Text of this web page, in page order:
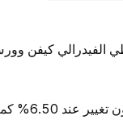
الفيدرالي كيفن
كما هو متوقع